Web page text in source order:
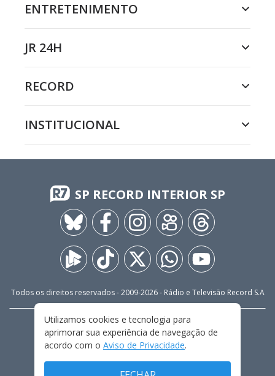
ENTRETENIMENTO
JR 24H
RECORD
INSTITUCIONAL
SP RECORD INTERIOR SP
Todos os direitos reservados - 2009-2026- Rádio e Televisão Record S.A
FALE CONOSCO
PRIVACIDADE
TERMOS E CONDIÇÕES DE USO
Utilizamos cookies e tecnologia para
aprimorar sua experiência de navegação de
acordo com o Aviso de Privacidade.